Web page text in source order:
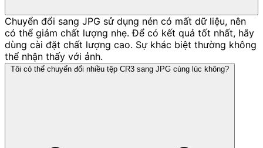
Chuyển đổi sang JPG sử dụng nén có mất dữ liệu, nên
có thể giảm chất lượng nhẹ. Để có kết quả tốt nhất, hãy
dùng cài đặt chất lượng cao. Sự khác biệt thường không
thể nhận thấy với ảnh.
Tôi có thể chuyển đổi nhiều tệp CR3 sang JPG cùng lúc không?